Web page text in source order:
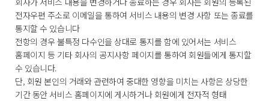
전자우편 주소로 이메일을 통하여 서비스 내용의 변경 사항 또는 종료를
통지할 수 있습니다
전항의 경우 불특정 다수인을 상대로 통지를 함에 있어서는 서비스
홈페이지 등 기타 회사의 공지사항 페이지를 통하여 회원들에게 통지할
수 있습니다.
단, 회원 본인의 거래와 관련하여 중대한 영향을 미치는 사항은 상당한
기간 동안 서비스 홈페이지에 게시하거나 회원에게 전자적 형태